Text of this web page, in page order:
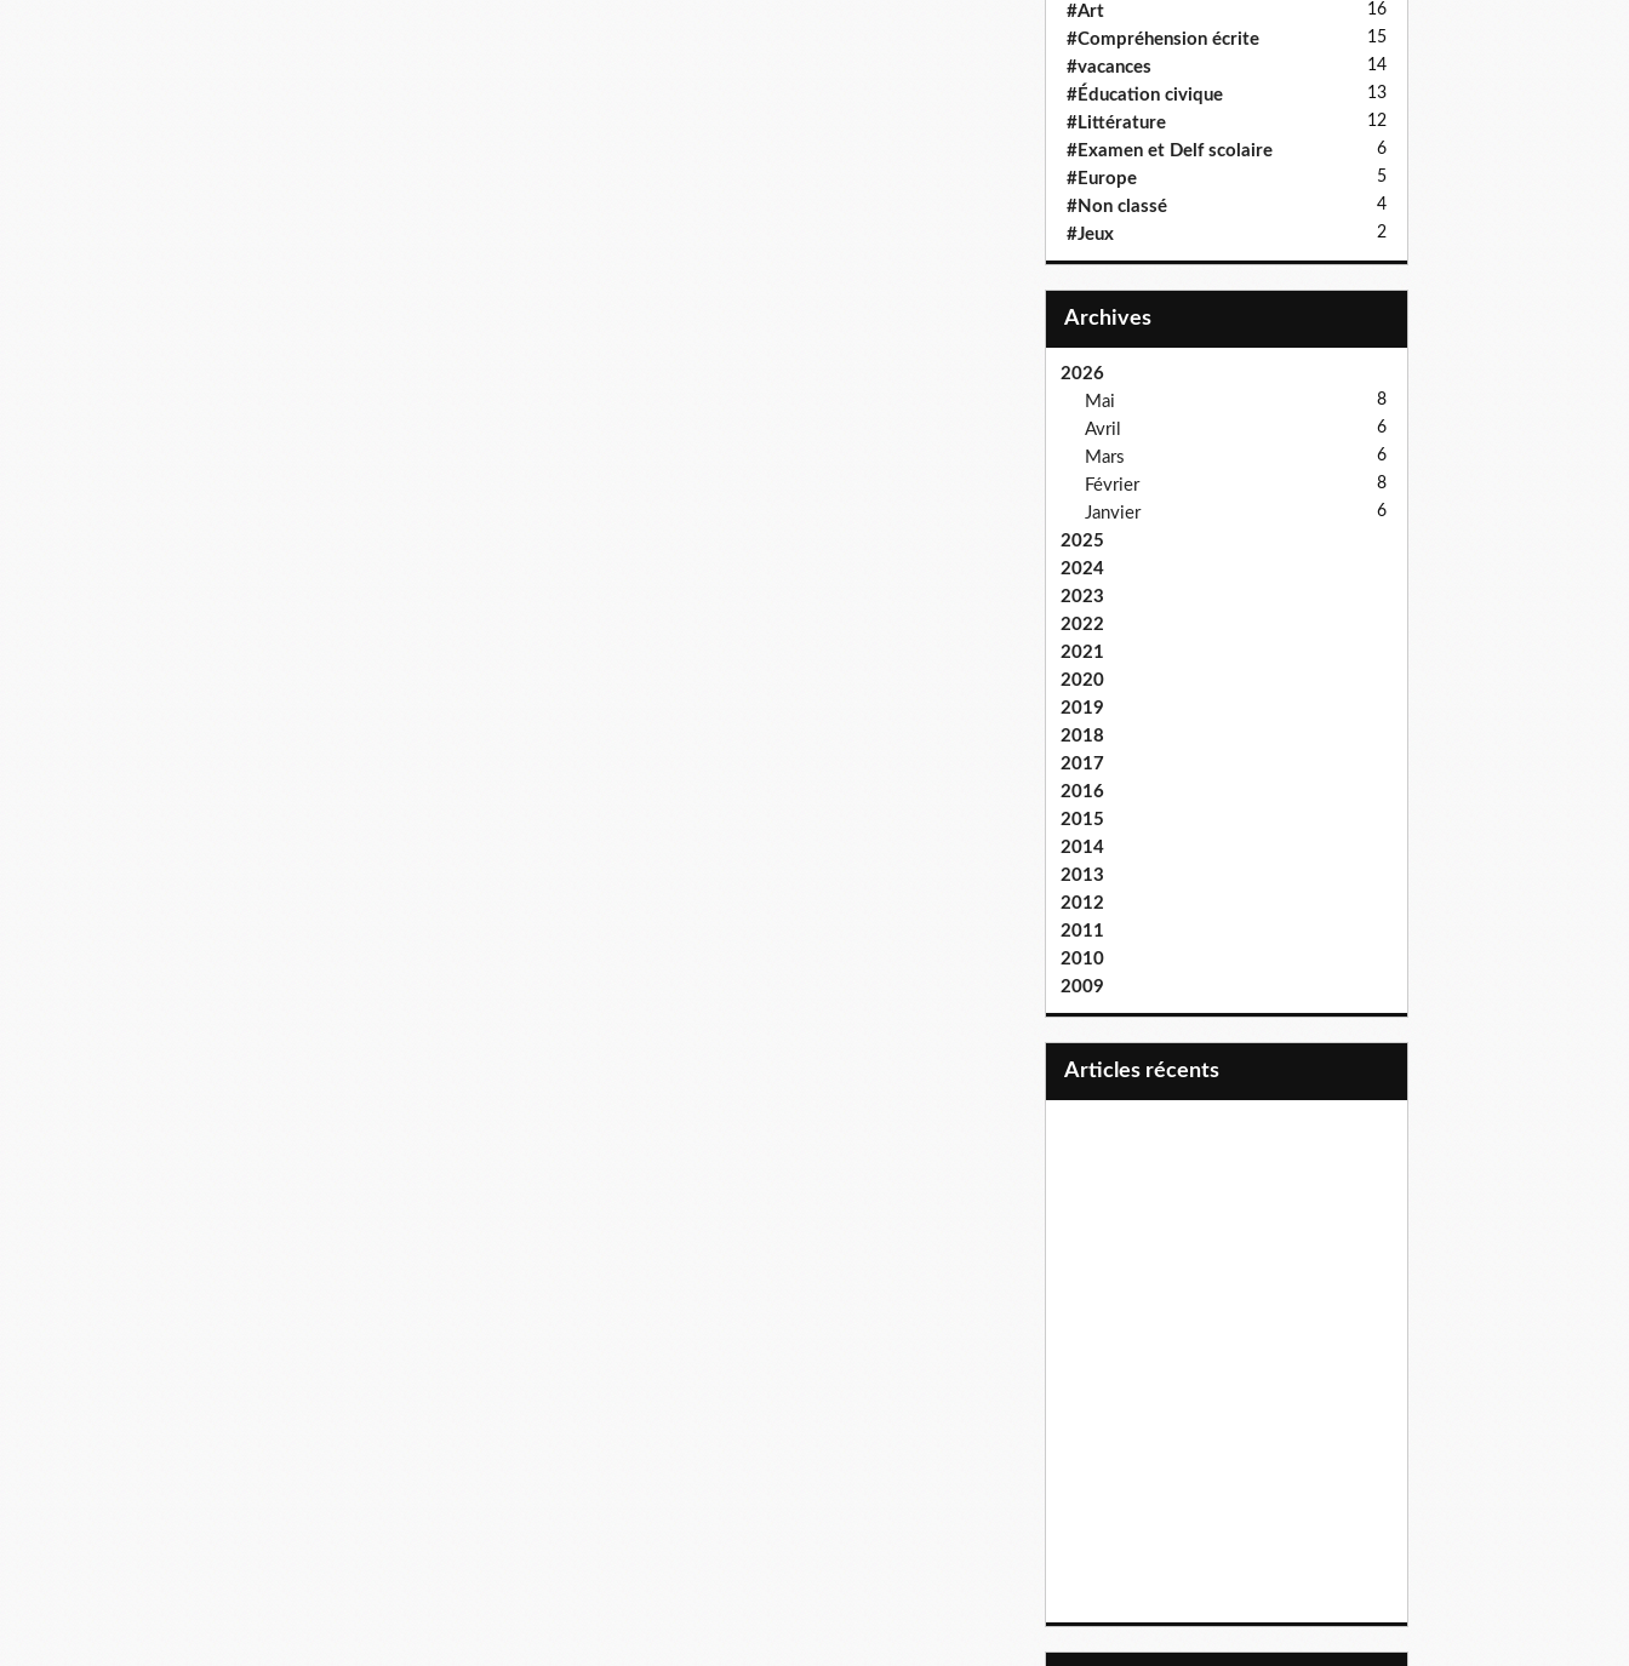
#Art 16
#Compréhension écrite 15
#vacances 14
#Éducation civique 13
#Littérature 12
#Examen et Delf scolaire 6
#Europe 5
#Non classé 4
#Jeux 2
Archives
2026
Mai
8
Avril 6
Mars 6
Février 8
Janvier 6
2025
2024
2023
2022
2021
2020
2019
2018
2017
2016
2015
2014
2013
2012
2011
2010
2009
articles récents